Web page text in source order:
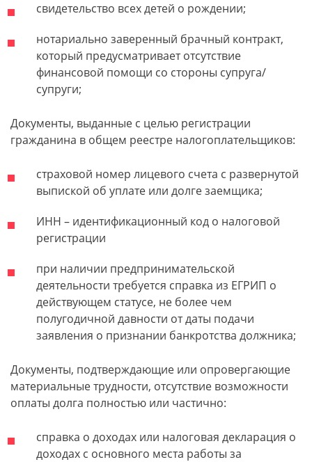
свидетельство всех детей о рождении;
нотариально заверенный брачный контракт,
который предусматривает отсутствие
финансовой помощи со стороны супруга/
супруги;
Документы, выданные с целью регистрации
гражданина в общем реестре налогоплательщиков:
страховой номер лицевого счета с развернутой
выпиской об уплате или долге заемщика;
ИНН – идентификационный код о налоговой
регистрации
при наличии предпринимательской
деятельности требуется справка из ЕГРИП о
действующем статусе, не более чем
полугодичной давности от даты подачи
заявления о признании банкротства должника;
Документы, подтверждающие или опровергающие
материальные трудности, отсутствие возможности
оплаты долга полностью или частично:
справка о доходах или налоговая декларация о
доходах с основного места работы за